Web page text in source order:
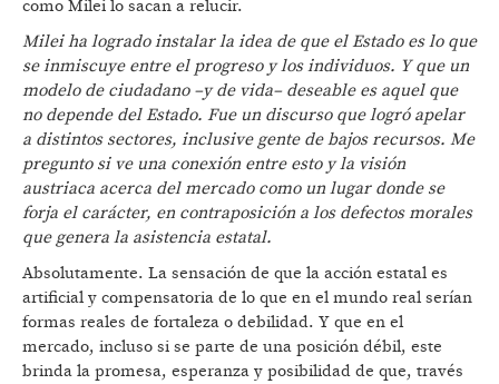
como Milei lo sacan a relucir.
Milei ha logrado instalar la idea de que el Estado es lo que
se inmiscuye entre el progreso y los individuos. Y que un
modelo de ciudadano –y de vida– deseable es aquel que
no depende del Estado. Fue un discurso que logró apelar
a distintos sectores, inclusive gente de bajos recursos. Me
pregunto si ve una conexión entre esto y la visión
austriaca acerca del mercado como un lugar donde se
forja el carácter, en contraposición a los defectos morales
que genera la asistencia estatal.
Absolutamente. La sensación de que la acción estatal es
artificial y compensatoria de lo que en el mundo real serían
formas reales de fortaleza o debilidad. Y que en el
mercado, incluso si se parte de una posición débil, este
brinda la promesa, esperanza y posibilidad de que, través